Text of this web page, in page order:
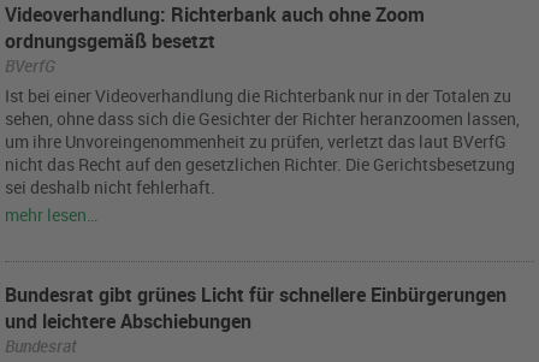
Videoverhandlung: Richterbank auch ohne Zoom
ordnungsgemäß besetzt
BVerfG
Ist bei einer Vi­deo­ver­hand­lung die Rich­ter­bank nur in der To­ta­len zu
sehen, ohne dass sich die Ge­sich­ter der Rich­ter her­an­zoo­men las­sen,
um ihre Un­vor­ein­ge­nom­men­heit zu prü­fen, ver­letzt das laut BVerfG
nicht das Recht auf den ge­setz­li­chen Rich­ter. Die Ge­richts­be­set­zung
sei des­halb nicht feh­ler­haft.
mehr lesen…
Bundesrat gibt grünes Licht für schnellere Einbürgerungen
und leichtere Abschiebungen
Bundesrat